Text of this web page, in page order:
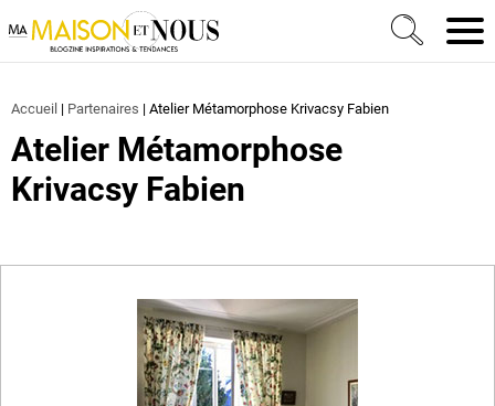
Ma Maison et Nous Construction, rénovation &
Accueil | Partenaires | Atelier Métamorphose Krivacsy Fabien
Atelier Métamorphose
Krivacsy Fabien